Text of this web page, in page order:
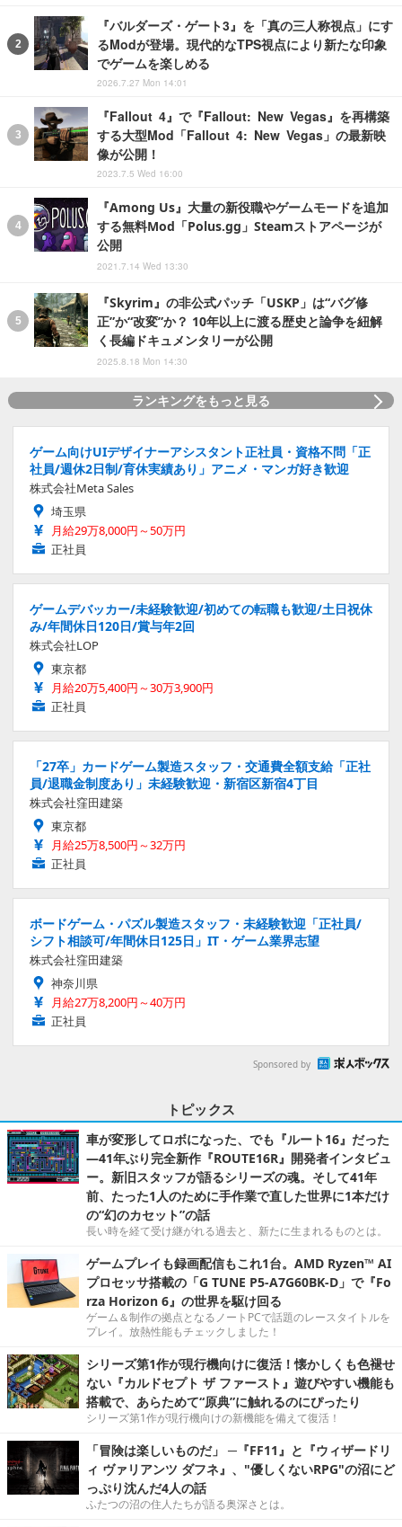
『バルダーズ・ゲート3』を「真の三人称視点」にす
るModが登場。現代的なTPS視点により新たな印象
でゲームを楽しめる
2026.7.27 Mon 14:01
『Fallout 4』で『Fallout: New Vegas』を再構築
する大型Mod「Fallout 4: New Vegas」の最新映
像が公開！
2023.7.5 Wed 16:00
『Among Us』大量の新役職やゲームモードを追加
する無料Mod「Polus.gg」Steamストアページが
公開
2021.7.14 Wed 13:30
『Skyrim』の非公式パッチ「USKP」は“バグ修
正”か“改変”か？ 10年以上に渡る歴史と論争を紐解
く長編ドキュメンタリーが公開
2025.8.18 Mon 14:30
ランキングをもっと見る
ゲーム向けUIデザイナーアシスタント正社員・資格不問「正
社員/週休2日制/育休実績あり」アニメ・マンガ好き歓迎
株式会社Meta Sales
埼玉県
月給29万8,000円～50万円
正社員
ゲームデバッカー/未経験歓迎/初めての転職も歓迎/土日祝休
み/年間休日120日/賞与年2回
株式会社LOP
東京都
月給20万5,400円～30万3,900円
正社員
「27卒」カードゲーム製造スタッフ・交通費全額支給「正社
員/退職金制度あり」未経験歓迎・新宿区新宿4丁目
株式会社窪田建築
東京都
月給25万8,500円～32万円
正社員
ボードゲーム・パズル製造スタッフ・未経験歓迎「正社員/
シフト相談可/年間休日125日」IT・ゲーム業界志望
株式会社窪田建築
神奈川県
月給27万8,200円～40万円
正社員
Sponsored by
トピックス
車が変形してロボになった、でも『ルート16』だった
―41年ぶり完全新作『ROUTE16R』開発者インタビュ
ー。新旧スタッフが語るシリーズの魂。そして41年
前、たった1人のために手作業で直した世界に1本だけ
の“幻のカセット”の話
長い時を経て受け継がれる過去と、新たに生まれるものとは。
ゲームプレイも録画配信もこれ1台。AMD Ryzen™ AI
プロセッサ搭載の「G TUNE P5-A7G60BK-D」で『Fo
rza Horizon 6』の世界を駆け回る
ゲーム＆制作の拠点となるノートPCで話題のレースタイトルを
プレイ。放熱性能もチェックしました！
シリーズ第1作が現行機向けに復活！懐かしくも色褪せ
ない『カルドセプト ザ ファースト』遊びやすい機能も
搭載で、あらためて“原典”に触れるのにぴったり
シリーズ第1作が現行機向けの新機能を備えて復活！
「冒険は楽しいものだ」 ─『FF11』と『ウィザードリ
ィ ヴァリアンツ ダフネ』、"優しくないRPG"の沼にど
っぷり沈んだ4人の話
ふたつの沼の住人たちが語る奥深さとは。